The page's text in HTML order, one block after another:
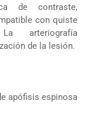
de contraste,
con quiste
arteriografía
de la lesión.
apófisis espinosa